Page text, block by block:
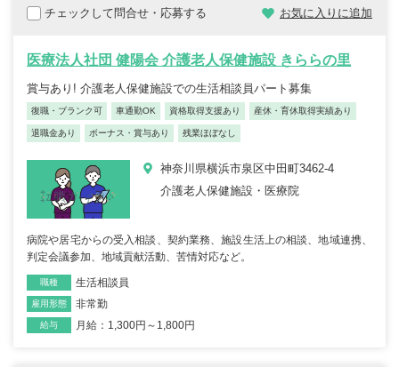
チェックして問合せ・応募する お気に入りに追加
医療法人社団 健陽会 介護老人保健施設 きららの里
賞与あり! 介護老人保健施設での生活相談員パート募集
復職・ブランク可 車通勤OK 資格取得支援あり 産休・育休取得実績あり
退職金あり ボーナス・賞与あり 残業ほぼなし
神奈川県横浜市泉区中田町3462-4
介護老人保健施設・医療院
病院や居宅からの受入相談、契約業務、施設生活上の相談、地域連携、
判定会議参加、地域貢献活動、苦情対応など。
職種 生活相談員
雇用形態 非常勤
給与 月給：1,300円～1,800円